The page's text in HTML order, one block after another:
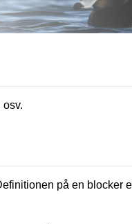
på en blocker